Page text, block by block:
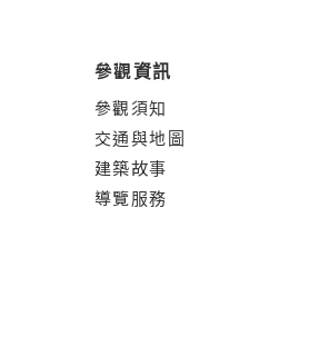
參觀資訊
參觀須知
交通與地圖
建築故事
導覽服務